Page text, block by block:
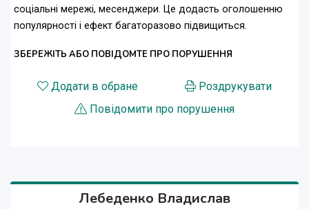
соціальні мережі, месенджери. Це додасть оголошенню
популярності і ефект багаторазово підвищиться.
ЗБЕРЕЖІТЬ АБО ПОВІДОМТЕ ПРО ПОРУШЕННЯ
Додати в обране
Роздрукувати
Повідомити про порушення
Лебеденко Владислав